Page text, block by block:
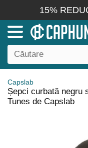
15%
Capslab
Șepci curbată negru
Tunes de Capslab